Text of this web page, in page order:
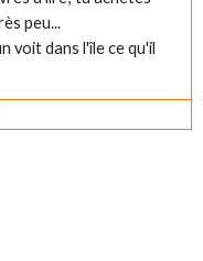
peu...
voit dans l'île ce qu'il